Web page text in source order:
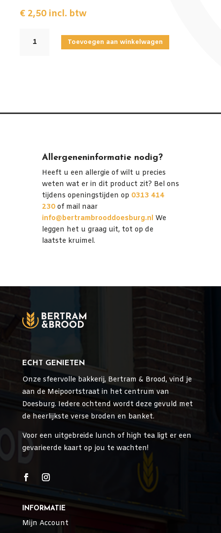
€ 2,50 incl. btw
GANGMAKER
STOOFPEER
Toevoegen aan winkelwagen
Allergeneninformatie nodig?
Heeft u een allergie of wilt u precies
weten wat er in dit product zit? Bel ons
tijdens openingstijden op 0313 414
230of mail naar
info@bertrambrooddoesburg.nl We
leggen het u graag uit, tot op de
laatste kruimel.
ECHT GENIETEN
Onze sfeervolle bakkerij, Bertram & Brood, vind je
aan de Meipoortstraat in het centrum van
Doesburg. Iedere ochtend wordt deze gevuld met
de heerlijkste verse broden en banket.
Voor een uitgebreide lunch of high tea ligt er een
gevarieerde kaart op jou te wachten!
INFORMATIE
Mijn Account